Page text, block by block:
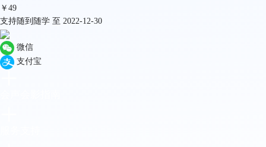
￥ 49
支持随到随学 至 2022-12-30
微信
支付宝